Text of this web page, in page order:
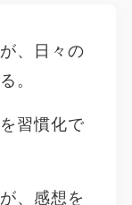
、日々の
。
習慣化で
、感想を